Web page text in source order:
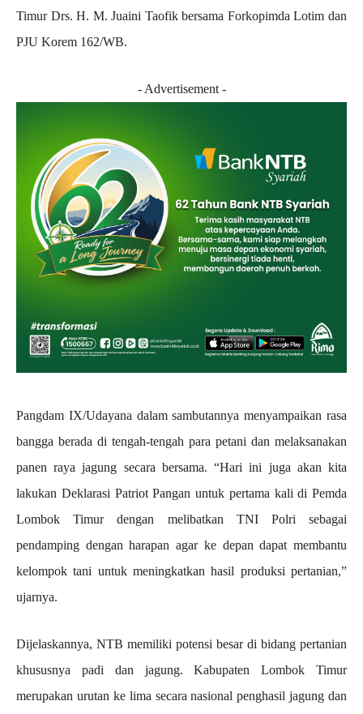
Timur Drs. H. M. Juaini Taofik bersama Forkopimda Lotim dan
PJU Korem 162/WB.
- Advertisement -
Pangdam IX/Udayana dalam sambutannya menyampaikan rasa
bangga berada di tengah-tengah para petani dan melaksanakan
panen raya jagung secara bersama. “Hari ini juga akan kita
lakukan Deklarasi Patriot Pangan untuk pertama kali di Pemda
Lombok Timur dengan melibatkan TNI Polri sebagai
pendamping dengan harapan agar ke depan dapat membantu
kelompok tani untuk meningkatkan hasil produksi pertanian,”
ujarnya.
Dijelaskannya, NTB memiliki potensi besar di bidang pertanian
khususnya padi dan jagung. Kabupaten Lombok Timur
merupakan urutan ke lima secara nasional penghasil jagung dan